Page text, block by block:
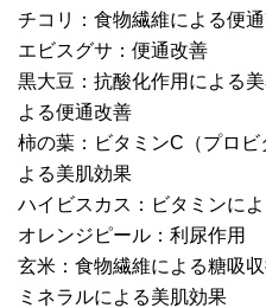
チコリ：食物繊維による便
エビスグサ：便通改善
黒大豆：抗酸化作用による
よる便通改善
柿の葉：ビタミンC（プロ
よる美肌効果
ハイビスカス：ビタミンに
オレンジピール：利尿作用
玄米：食物繊維による糖吸
ミネラルによる美肌効果